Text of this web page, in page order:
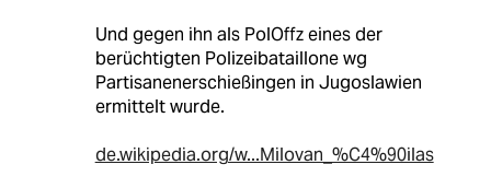
Und gegen ihn als PolOffz eines der
berüchtigten Polizeibataillone wg
Partisanenerschießingen in Jugoslawien
ermittelt wurde.
de.wikipedia.org/w...Milovan_%C4%90ilas